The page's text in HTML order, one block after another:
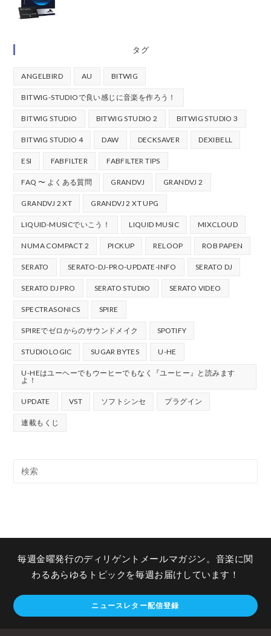
タグ
ANGELBIRD AU BITWIG
BITWIG-STUDIOで良い感じに音楽を作ろう！
BITWIG STUDIO BITWIG STUDIO 2 BITWIG STUDIO 3
BITWIG STUDIO 4 DAW DECKSAVER DEXIBELL
ESI FABFILTER FABFILTER TIPS
FAQ 〜 よくある質問 GRANDVJ GRANDVJ 2
GRANDVJ 2 XT GRANDVJ 2 XT UPG
LIQUID-MUSICでいこう！ LIQUID MUSIC MIXCLOUD
NUMA COMPACT 2 PICKUP RELOOP ROB PAPEN
SERATO SERATO-DJ-PRO-UPDATE-INFO SERATO DJ
SERATO DJ PRO SERATO STUDIO SERATO VIDEO
SPECTRASONICS SPIRE
SPIREでゼロからのサウンドメイク SPOTIFY
STUDIOLOGIC SUGAR BYTES U-HE
U-HEはユーヘーでもウーヒーでもなく『ユーヒー』と読みます
よ！
UPDATE VST ソフトシンセ プラグイン
連載もくじ
毎週金曜発行のディリゲントメールマガジン。音楽に関
わるあらゆるトピックを毎週お届けしています！
ニュースレター配信登録